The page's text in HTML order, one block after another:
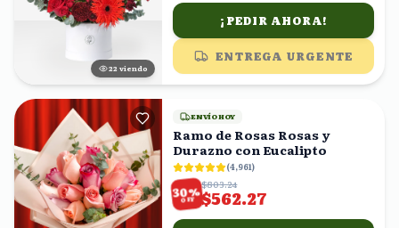
22 viendo
¡PEDIR AHORA!
ENTREGA URGENTE
ENVÍO HOY
Ramo de Rosas Rosas y
Durazno con Eucalipto
(4,961)
30%
OFF
$803.24
$562.27